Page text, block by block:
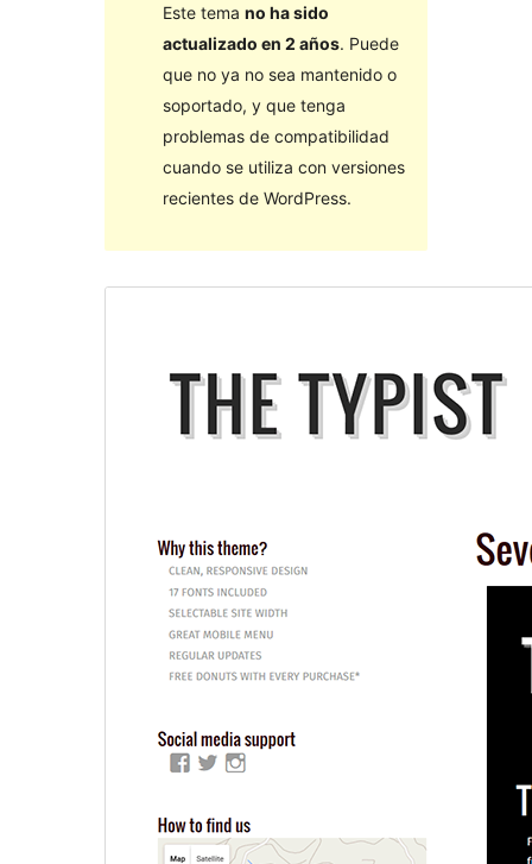
Este tema no ha sido
actualizado en 2 años. Puede
que no ya no sea mantenido o
soportado, y que tenga
problemas de compatibilidad
cuando se utiliza con versiones
recientes de WordPress.